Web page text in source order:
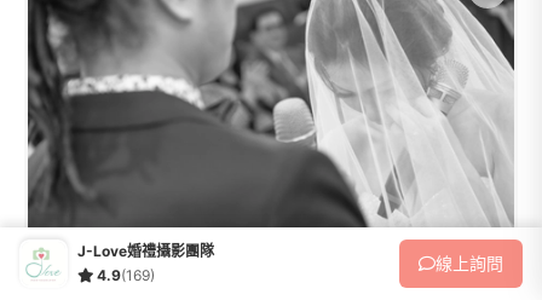
J-Love婚禮攝影團隊
4.9(169)
線上詢問